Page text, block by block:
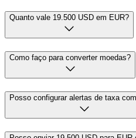
Quanto vale 19.500 USD em EUR?
Como faço para converter moedas?
Posso configurar alertas de taxa